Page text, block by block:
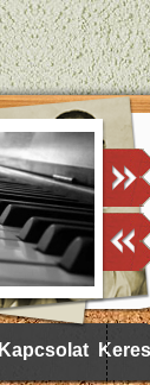
Kapcsolat